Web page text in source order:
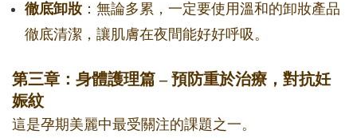
徹底卸妝 ：無論多累，一定要使用溫和的卸妝產品
徹底清潔，讓肌膚在夜間能好好呼吸。
第三章：身體護理篇 – 預防重於治療，對抗妊
娠紋
這是孕期美麗中最受關注的課題之一。